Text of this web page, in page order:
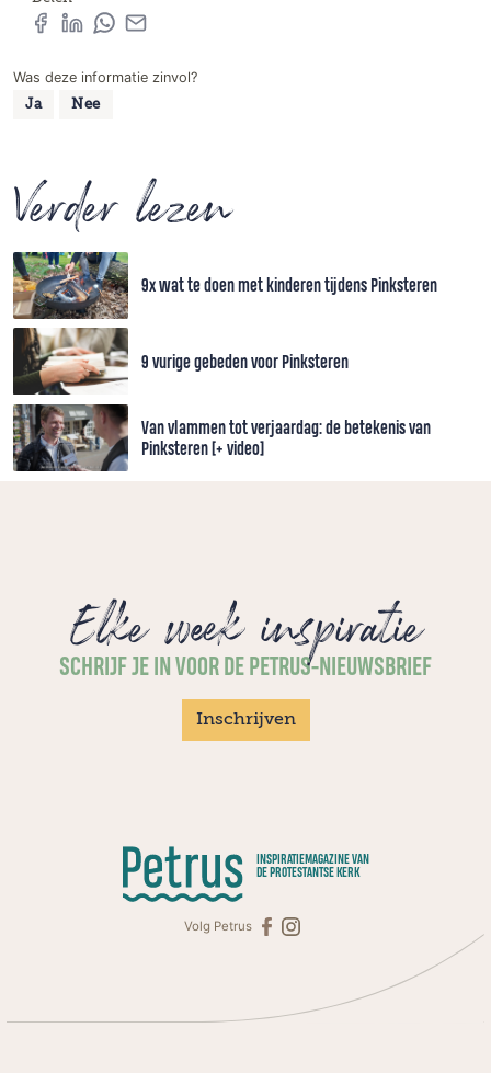
Was deze informatie zinvol?
Ja Nee
Verder lezen
9x wat te doen met kinderen tijdens Pinksteren
9 vurige gebeden voor Pinksteren
Van vlammen tot verjaardag: de betekenis van
Pinksteren [+ video]
Elke week inspiratie
SCHRIJF JE IN VOOR DE PETRUS-NIEUWSBRIEF
Inschrijven
INSPIRATIEMAGAZINE VAN
DE PROTESTANTSE KERK
Volg Petrus